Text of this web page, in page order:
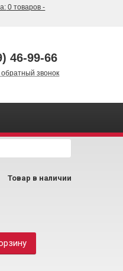
0 товаров -
46-99-66
обратный звонок
Товар в наличии